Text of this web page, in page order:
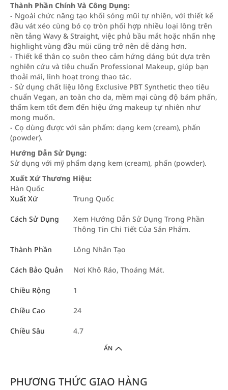
Thành Phần Chính Và Công Dụng:
- Ngoài chức năng tạo khối sóng mũi tự nhiên, với thiết kế
đầu vát xéo cùng bó cọ tròn phối hợp nhiều loại lông trên
nền tảng Wavy & Straight, việc phủ bầu mắt hoặc nhấn nhẹ
highlight vùng đầu mũi cũng trở nên dễ dàng hơn.
- Thiết kế thân cọ suôn theo cảm hứng dáng bút dựa trên
nghiên cứu và tiêu chuẩn Professional Makeup, giúp bạn
thoải mái, linh hoạt trong thao tác.
- Sử dụng chất liệu lông Exclusive PBT Synthetic theo tiêu
chuẩn Vegan, an toàn cho da, mềm mại cùng độ bám phấn,
thấm kem tốt đem đến hiệu ứng makeup tự nhiên như
mong muốn.
- Cọ dùng được với sản phẩm: dạng kem (cream), phấn
(powder).
Hướng Dẫn Sử Dụng:
Sử dụng với mỹ phẩm dạng kem (cream), phấn (powder).
Xuất Xứ Thương Hiệu:
Hàn Quốc
Xuất Xứ
Trung Quốc
Cách Sử Dụng
Xem Hướng Dẫn Sử Dụng Trong Phần
Thông Tin Chi Tiết Của Sản Phẩm.
Thành Phần Lông Nhân Tạo
Cách Bảo Quản Nơi Khô Ráo, Thoáng Mát.
Chiều Rộng 1
Chiều Cao 24
Chiều Sâu 4.7
ẨN
PHƯƠNG THỨC GIAO HÀNG